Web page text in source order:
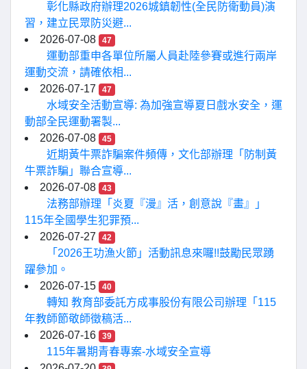
彰化縣政府辦理2026城鎮韌性(全民防衛動員)演
習，建立民眾防災避...
2026-07-08
47
運動部重申各單位所屬人員赴陸參賽或進行兩岸
運動交流，請確依相...
2026-07-17
47
水域安全活動宣導: 為加強宣導夏日戲水安全，運
動部全民運動署製...
2026-07-08
45
近期黃牛票詐騙案件頻傳，文化部辦理「防制黃
牛票詐騙」聯合宣導...
2026-07-08
43
法務部辦理「炎夏『漫』活，創意說『畫』」
115年全國學生犯罪預...
2026-07-27
42
「2026王功漁火節」活動訊息來囉!!鼓勵民眾踴
躍參加。
2026-07-15
40
轉知 教育部委託方成事股份有限公司辦理「115
年教師節敬師徵稿活...
2026-07-16
39
115年暑期青春專案-水域安全宣導